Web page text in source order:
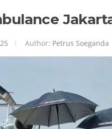
Author: Petrus Soeganda